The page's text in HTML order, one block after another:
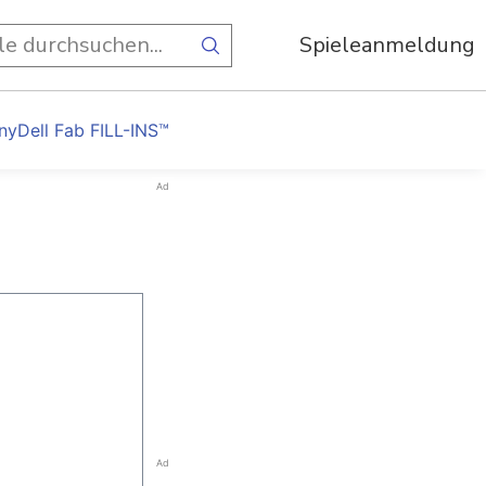
Spieleanmeldung
Fab FILL-INS™
Ad
Ad